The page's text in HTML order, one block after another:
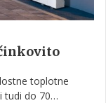
toplotne
tudi do 70